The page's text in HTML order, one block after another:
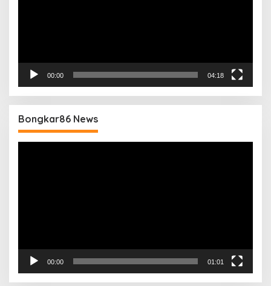
00:00 04:18
Bongkar86 News
00:00 01:01